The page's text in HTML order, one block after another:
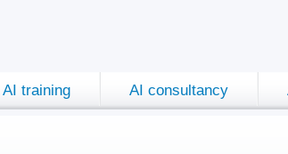
AI training AI consultancy